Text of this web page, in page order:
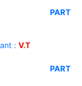
PART
: V.T
PART